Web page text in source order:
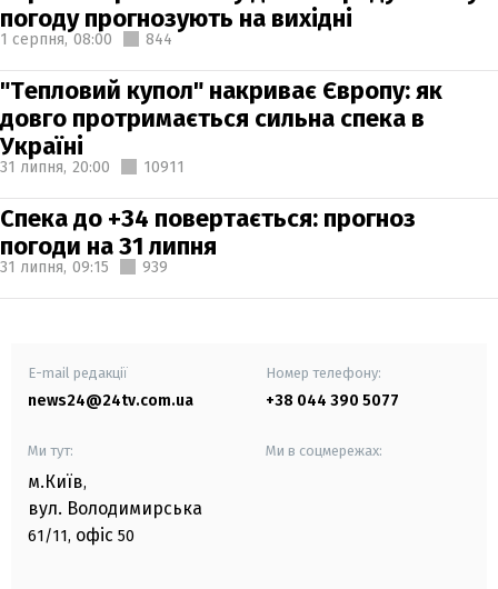
погоду прогнозують на вихідні
1 серпня, 08:00 844
"Тепловий купол" накриває Європу: як
довго протримається сильна спека в
Україні
31 липня, 20:00 10911
Спека до +34 повертається: прогноз
погоди на 31 липня
31 липня, 09:15 939
E-mail редакції
news24@24tv.com.ua
Номер телефону:
+38 044 390 5077
Ми тут:
м.Київ,
вул. Володимирська
61/11, офіс 50
Ми в соцмережах: